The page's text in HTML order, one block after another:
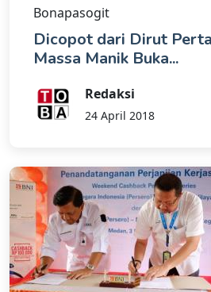
Bonapasogit
Dicopot dari Dirut
Massa Manik Buka...
Redaksi
24 April 2018